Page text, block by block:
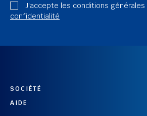
J'accepte les conditions générales
confidentialité
SOCIÉTÉ
AIDE